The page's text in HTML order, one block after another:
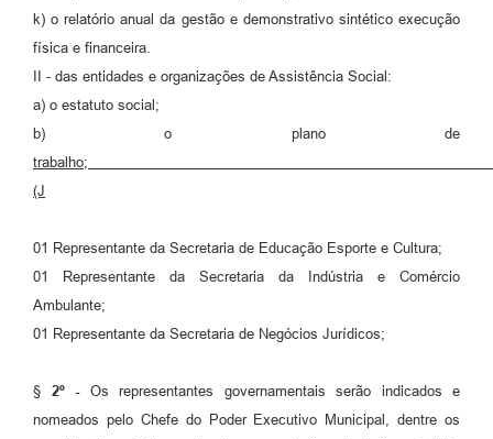
k) o relatório anual da gestão e demonstrativo sintético execução
física e financeira.
II - das entidades e organizações de Assistência Social:
a) o estatuto social;
b) o plano de
trabalho;
(J
01 Representante da Secretaria de Educação Esporte e Cultura;
01 Representante da Secretaria da Indústria e Comércio
Ambulante;
01 Representante da Secretaria de Negócios Jurídicos;
§ 2º - Os representantes governamentais serão indicados e
nomeados pelo Chefe do Poder Executivo Municipal, dentre os